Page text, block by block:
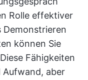
Rolle effektiver
Demonstrieren
können Sie
Fähigkeiten
aber